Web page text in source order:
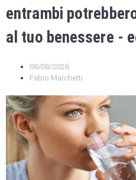
entrambi
al tuo benessere -
08/08/2026
Fabio Marchetti